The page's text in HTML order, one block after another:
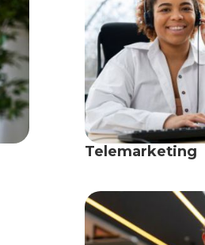
Telemarketing